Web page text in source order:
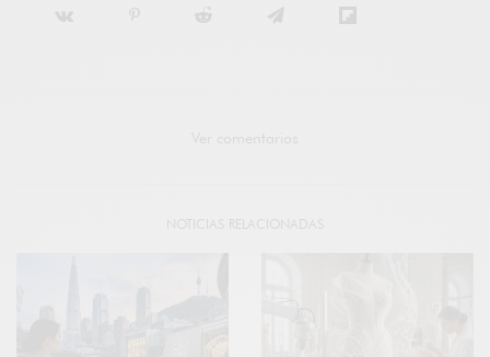
Ver comentarios
NOTICIAS RELACIONADAS